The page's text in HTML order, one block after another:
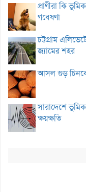
প্রাণীরা কি
গবেষণা
চট্টগ্রাম
জ্যামের শহর
আসল গুড়
সারাদেশে
ক্ষয়ক্ষতি